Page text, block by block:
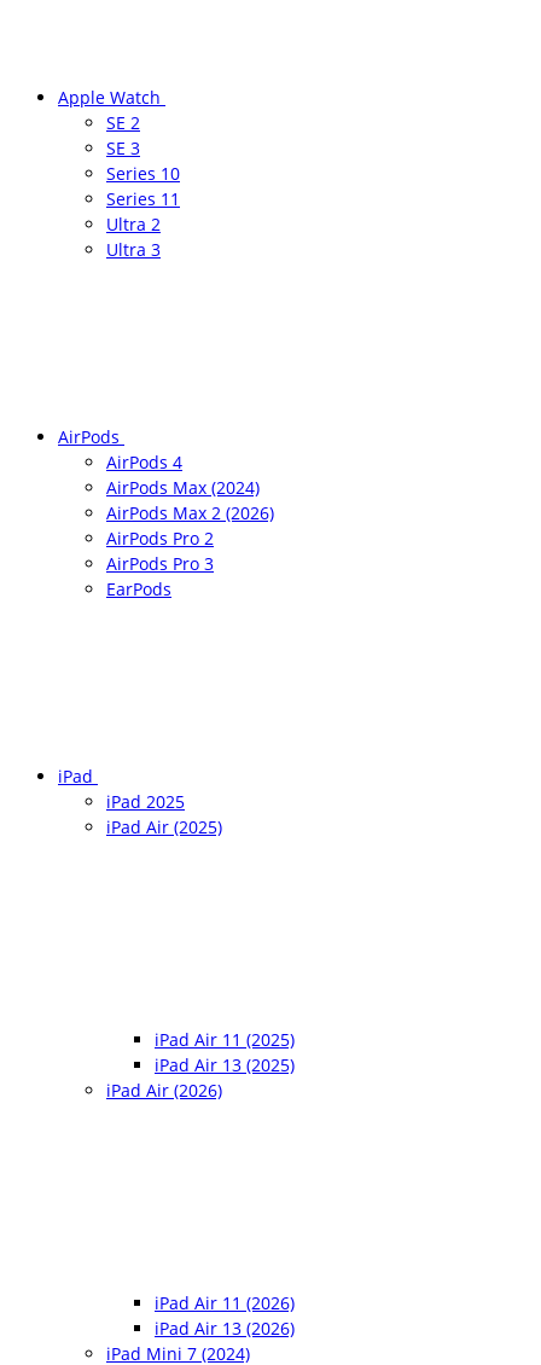
Apple Watch
SE 2
SE 3
Series 10
Series 11
Ultra 2
Ultra 3
AirPods
AirPods 4
AirPods Max (2024)
AirPods Max 2 (2026)
AirPods Pro 2
AirPods Pro 3
EarPods
iPad
iPad 2025
iPad Air (2025)
iPad Air 11 (2025)
iPad Air 13 (2025)
iPad Air (2026)
iPad Air 11 (2026)
iPad Air 13 (2026)
iPad Mini 7 (2024)